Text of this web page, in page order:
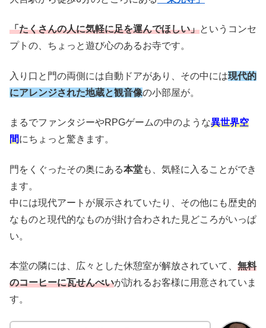
「たくさんの人に気軽に足を運んでほしい」というコンセ
プトの、ちょっと遊び心のあるお寺です。
入り口と門の両側には自動ドアがあり、その中には現代的
にアレンジされた地蔵と観音像の小部屋が。
まるでファンタジーやRPGゲームの中のような異世界空
間にちょっと驚きます。
門をくぐったその奥にある本堂も、気軽に入ることができ
ます。
中には現代アートが展示されていたり、その他にも歴史的
なものと現代的なものが掛け合わされた見どころがいっぱ
い。
本堂の隣には、広々とした休憩室が解放されていて、 無料
のコーヒーに瓦せんべいが訪れるお客様に用意されていま
す。